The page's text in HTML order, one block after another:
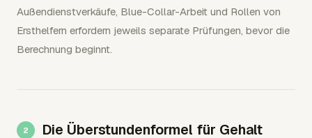
Außendienstverkäufe, Blue-Collar-Arbeit und Rollen von
Ersthelfern erfordern jeweils separate Prüfungen, bevor die
Berechnung beginnt.
Die Überstundenformel für Gehalt